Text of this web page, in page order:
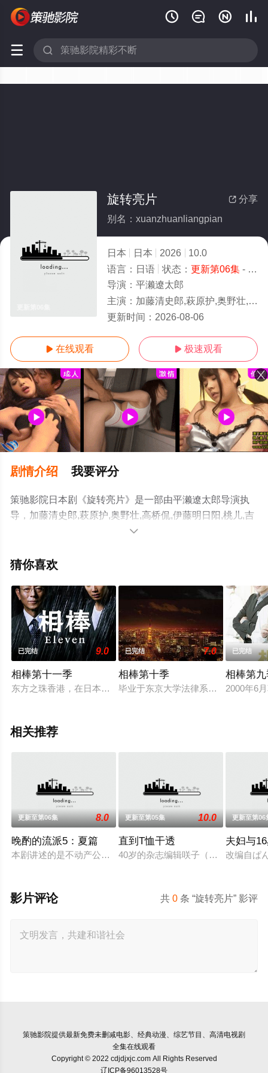
   
 
 分享
旋转亮片
别名：xuanzhuanliangpian
日本 日本 2026
10.0
语言： 日语 状态： 更新第06集- 免费在线观看
导演： 平濑遼太郎
主演： 加藤清史郎,萩原护,奥野壮,高桥侃,伊藤明日阳,桃儿,吉泽要人,骏河太郎,南琴奈,吉田晴登,仲野温,吉村界人
更新时间： 2026-08-06
 在线观看  极速观看
剧情介绍 我要评分
策驰影院日本剧《旋转亮片》是一部由平濑遼太郎导演执
导，加藤清史郎,萩原护,奥野壮,高桥侃,伊藤明日阳,桃儿,吉
泽要人,骏河太郎,南琴奈,吉田晴登,仲野温,吉村界人等演员
电视剧全集就上策驰电影网，更多相关信息可移步至豆瓣

猜你喜欢
已完结 9.0
相棒第十一季
东方之珠香港，在日本驻香港总领事馆内召开的上流阶层晚宴
已完结 7.0
相棒第十季
毕业于东京大学法律系的警部杉下右
已完结
相棒第
2000年6
相关推荐
更新至第06集 8.0
晚酌的流派5：夏篇
本剧讲述的是不动产公司营业员伊泽美幸（栗山千明 饰）围绕“
更新至第05集 10.0
直到T恤干透
40岁的杂志编辑咲子（苍井优 饰）
更新至第06
夫妇与
改编自ぱ
共0 条 “旋转亮片” 影评
影片评论
策驰影院提供最新免费未删减电影、经典动漫、综艺节目、高清电视剧
全集在线观看
Copyright © 2022 cdjdjxjc.com All Rights Reserved
辽ICP备96013528号